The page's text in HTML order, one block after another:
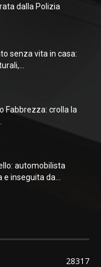
dalla Polizia
senza vita in casa:
Fabbrezza: crolla la
automobilista
inseguita da...
28317